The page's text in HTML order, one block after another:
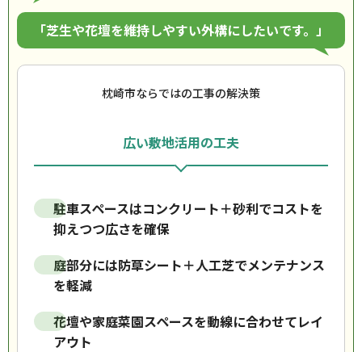
「芝生や花壇を維持しやすい外構にしたいです。」
枕崎市ならではの工事の解決策
広い敷地活用の工夫
駐車スペースはコンクリート＋砂利でコストを
抑えつつ広さを確保
庭部分には防草シート＋人工芝でメンテナンス
を軽減
花壇や家庭菜園スペースを動線に合わせてレイ
アウト